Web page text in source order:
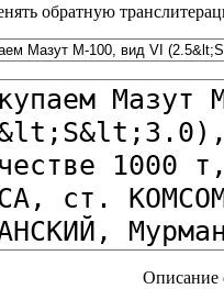
обратную
Описание